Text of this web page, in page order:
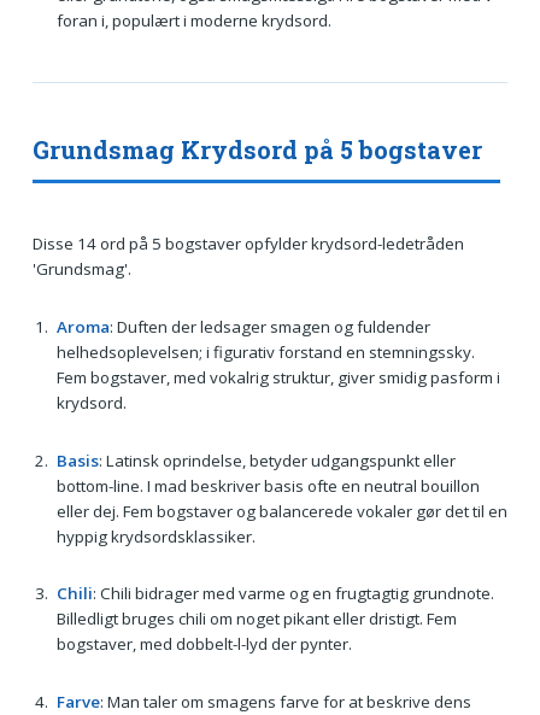
foran i, populært i moderne krydsord.
Grundsmag Krydsord på 5 bogstaver
Disse 14 ord på 5 bogstaver opfylder krydsord-ledetråden
'Grundsmag'.
Aroma: Duften der ledsager smagen og fuldender
helhedsoplevelsen; i figurativ forstand en stemningssky.
Fem bogstaver, med vokalrig struktur, giver smidig pasform i
krydsord.
Basis: Latinsk oprindelse, betyder udgangspunkt eller
bottom-line. I mad beskriver basis ofte en neutral bouillon
eller dej. Fem bogstaver og balancerede vokaler gør det til en
hyppig krydsordsklassiker.
Chili: Chili bidrager med varme og en frugtagtig grundnote.
Billedligt bruges chili om noget pikant eller dristigt. Fem
bogstaver, med dobbelt-l-lyd der pynter.
Farve: Man taler om smagens farve for at beskrive dens